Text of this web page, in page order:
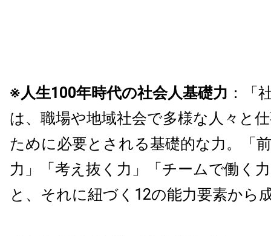
※人生100年時代の社会⼈基礎⼒ ：「
は、職場や地域社会で多様な人々と
ために必要とされる基礎的な力。「
力」「考え抜く力」「チームで働く
と、それに紐づく12の能力要素から